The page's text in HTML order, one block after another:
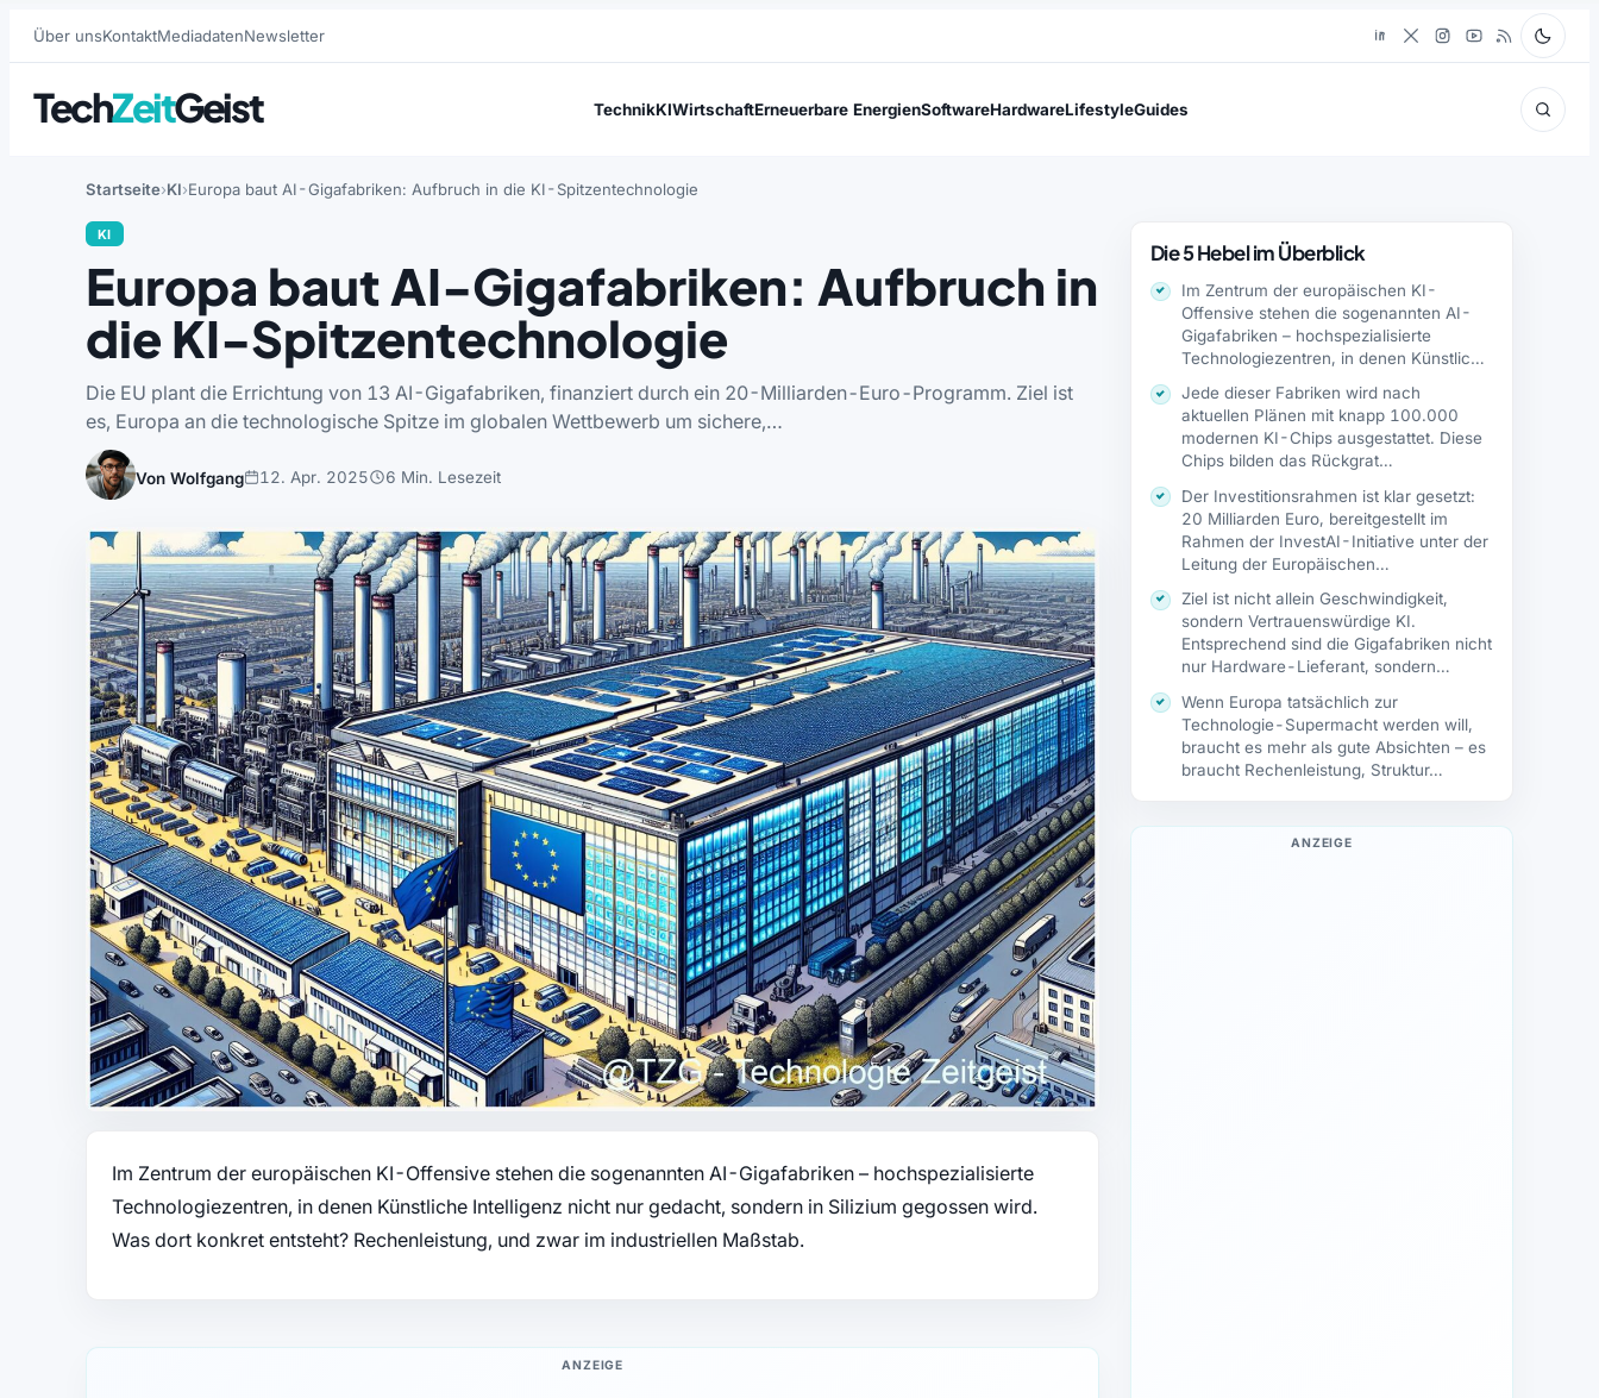
Über unsKontaktMediadatenNewsletter
TechZeitGeist TechnikKIWirtschaftErneuerbare EnergienSoftwareHardwareLifestyleGuides
Startseite KI Europa baut AI-Gigafabriken: Aufbruch in die KI-Spitzentechnologie
KI
Europa baut AI-Gigafabriken: Aufbruch in
die KI-Spitzentechnologie
Die EU plant die Errichtung von 13 AI-Gigafabriken, finanziert durch ein 20-Milliarden-Euro-Programm. Ziel ist
es, Europa an die technologische Spitze im globalen Wettbewerb um sichere,…
Von Wolfgang 12. Apr. 2025 6 Min. Lesezeit
Im Zentrum der europäischen KI-Offensive stehen die sogenannten AI-Gigafabriken – hochspezialisierte
Technologiezentren, in denen Künstliche Intelligenz nicht nur gedacht, sondern in Silizium gegossen wird.
Was dort konkret entsteht? Rechenleistung, und zwar im industriellen Maßstab.
ANZEIGE
Die 5 Hebel im Überblick
Im Zentrum der europäischen KI-
Offensive stehen die sogenannten AI-
Gigafabriken – hochspezialisierte
Technologiezentren, in denen Künstliche
Jede dieser Fabriken wird nach
aktuellen Plänen mit knapp 100.000
modernen KI-Chips ausgestattet. Diese
Chips bilden das Rückgrat…
Der Investitionsrahmen ist klar gesetzt:
20 Milliarden Euro, bereitgestellt im
Rahmen der InvestAI-Initiative unter der
Leitung der Europäischen…
Ziel ist nicht allein Geschwindigkeit,
sondern Vertrauenswürdige KI.
Entsprechend sind die Gigafabriken nicht
nur Hardware-Lieferant, sondern
Wenn Europa tatsächlich zur
Technologie-Supermacht werden will,
braucht es mehr als gute Absichten – es
braucht Rechenleistung, Struktur…
ANZEIGE